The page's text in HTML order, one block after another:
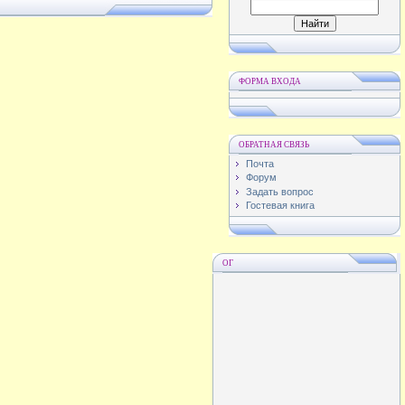
ФОРМА ВХОДА
ОБРАТНАЯ СВЯЗЬ
Почта
Форум
Задать вопрос
Гостевая книга
ОГ